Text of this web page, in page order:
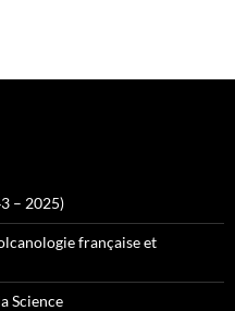
– 2025)
française et
Science